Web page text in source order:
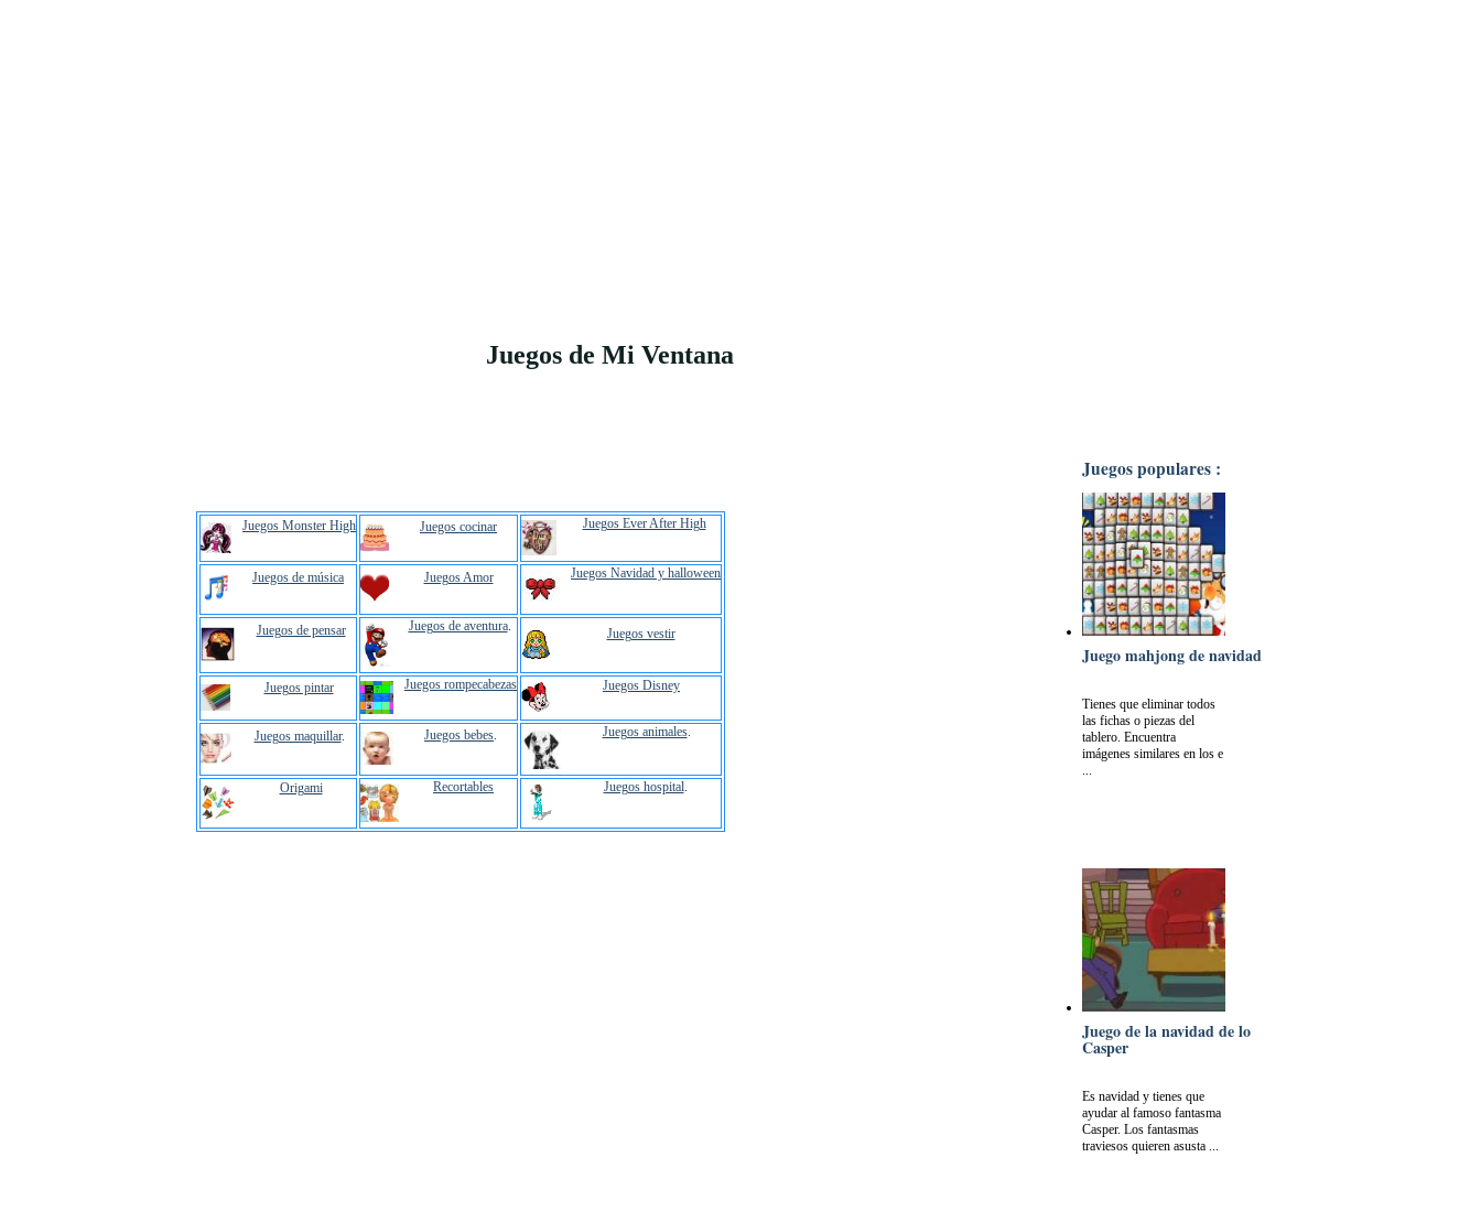
Juegos de Mi Ventana
Juegos Monster High Juegos cocinar Juegos Ever After High
Juegos de música Juegos Amor Juegos Navidad y halloween
Juegos de pensar Juegos de aventura. Juegos vestir
Juegos pintar Juegos rompecabezas Juegos Disney
Juegos maquillar. Juegos bebes. Juegos animales.
Origami Recortables Juegos hospital.
Juegos populares :
Juego mahjong de navidad
Tienes que eliminar todos
las fichas o piezas del
tablero. Encuentra
imágenes similares en los e
...
Juego de la navidad de lo
Casper
Es navidad y tienes que
ayudar al famoso fantasma
Casper. Los fantasmas
traviesos quieren asusta ...